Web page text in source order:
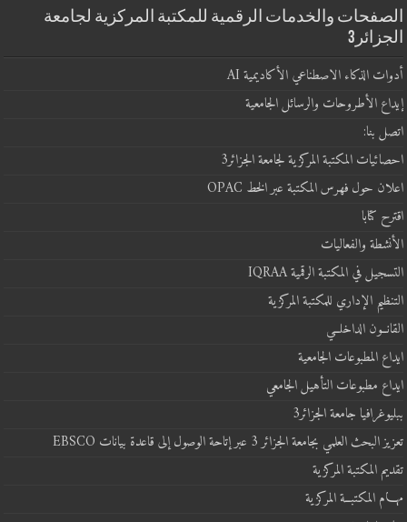
الصفحات والخدمات الرقمية للمكتبة المركزية لجامعة
الجزائر3
أدوات الذكاء الاصطناعي الأكاديمية AI
إيداع الأطروحات والرسائل الجامعية
اتصل بنا:
احصائيات المكتبة المركزية لجامعة الجزائر3
اعلان حول فهرس المكتبة عبر الخط OPAC
اقترح كتابا
الأنشطة والفعاليات
التسجيل في المكتبة الرقمية IQRAA
التنظيم الإداري للمكتبة المركزية
القانــون الداخلــي
ايداع المطبوعات الجامعية
ايداع مطبوعات التأهيل الجامعي
ببليوغرافيا جامعة الجزائر3
تعزيز البحث العلمي بجامعة الجزائر 3 عبر إتاحة الوصول إلى قاعدة بيانات EBSCO
تقديم المكتبة المركزية
مهـــام المكتبــة المركزية